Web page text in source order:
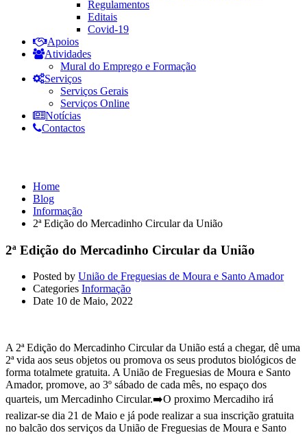
Regulamentos
Editais
Covid-19
Apoios
Atividades
Mural do Emprego e Formação
Serviços
Serviços Gerais
Serviços Online
Notícias
Contactos
Home
Blog
Informação
2ª Edição do Mercadinho Circular da União
2ª Edição do Mercadinho Circular da União
Posted by União de Freguesias de Moura e Santo Amador
Categories Informação
Date 10 de Maio, 2022
A 2ª Edição do Mercadinho Circular da União está a chegar, dê uma
2ª vida aos seus objetos ou promova os seus produtos biológicos de
forma totalmete gratuita. A União de Freguesias de Moura e Santo
Amador, promove, ao 3º sábado de cada mês, no espaço dos
quarteis, um Mercadinho Circular.➡️O proximo Mercadiho irá
realizar-se dia 21 de Maio e já pode realizar a sua inscrição gratuita
no balcão dos serviços da União de Freguesias de Moura e Santo